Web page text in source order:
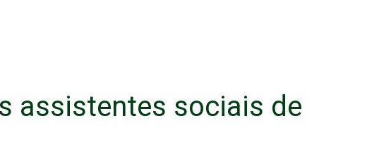
assistentes sociais de